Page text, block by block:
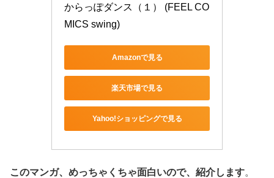
からっぽダンス（１） (FEEL CO
MICS swing)
Amazonで見る
楽天市場で見る
Yahoo!ショッピングで見る
このマンガ、めっちゃくちゃ面白いので、紹介します。